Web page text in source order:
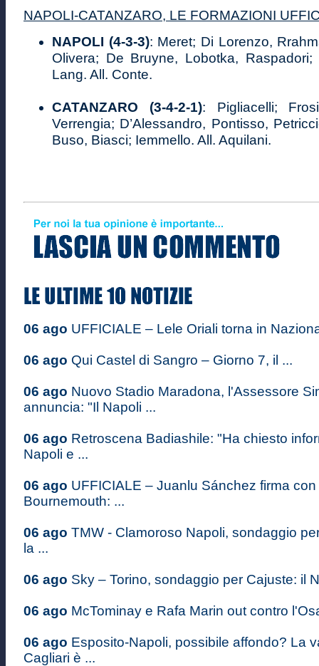
NAPOLI-CATANZARO, LE FORMAZIONI
NAPOLI (4-3-3): Meret; Di Lorenzo,
Olivera; De Bruyne, Lobotka, Raspadori;
Lang. All. Conte.
CATANZARO (3-4-2-1): Pigliacelli;
Verrengia; D’Alessandro, Pontisso,
Buso, Biasci; Iemmello. All. Aquilani.
06 ago UFFICIALE – Lele Oriali torna in
06 ago Qui Castel di Sangro – Giorno 7, il ...
06 ago Nuovo Stadio Maradona, l'Assessore
annuncia: "Il Napoli ...
06 ago Retroscena Badiashile: "Ha chiesto
Napoli e ...
06 ago UFFICIALE – Juanlu Sánchez firma con
Bournemouth: ...
06 ago TMW - Clamoroso Napoli, sondaggio
la ...
06 ago Sky – Torino, sondaggio per Cajuste: il
06 ago McTominay e Rafa Marin out contro
06 ago Esposito-Napoli, possibile affondo? La
Cagliari è ...